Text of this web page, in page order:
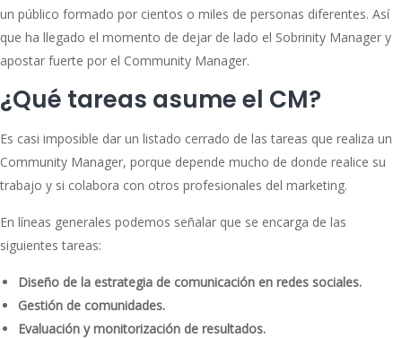
un público formado por cientos o miles de personas diferentes. Así
que ha llegado el momento de dejar de lado el Sobrinity Manager y
apostar fuerte por el Community Manager.
¿Qué tareas asume el CM?
Es casi imposible dar un listado cerrado de las tareas que realiza un
Community Manager, porque depende mucho de donde realice su
trabajo y si colabora con otros profesionales del marketing.
En líneas generales podemos señalar que se encarga de las
siguientes tareas:
Diseño de la estrategia de comunicación en redes sociales.
Gestión de comunidades.
Evaluación y monitorización de resultados.